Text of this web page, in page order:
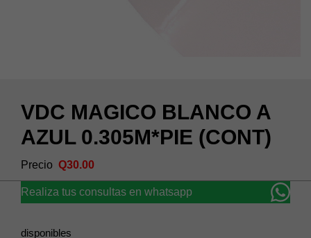
VDC MAGICO BLANCO A
AZUL 0.305M*PIE (CONT)
Q30.00
Realiza tus consultas en whatsapp
disponibles